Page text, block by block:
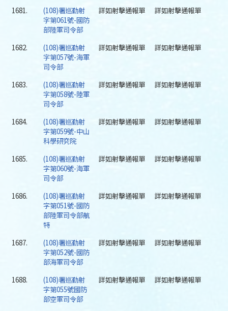
1681.
(108)署巡勤射
字第061號-國防
部陸軍司令部
詳如射擊通報單 詳如射擊通報單
1682.
(108)署巡勤射
字第057號-海軍
司令部
詳如射擊通報單 詳如射擊通報單
1683.
(108)署巡勤射
字第058號-陸軍
司令部
詳如射擊通報單 詳如射擊通報單
1684.
(108)署巡勤射
字第059號-中山
科學研究院
詳如射擊通報單 詳如射擊通報單
1685.
(108)署巡勤射
字第060號-海軍
司令部
詳如射擊通報單 詳如射擊通報單
1686.
(108)署巡勤射
字第051號-國防
部陸軍司令部航
特
詳如射擊通報單 詳如射擊通報單
1687.
(108)署巡勤射
字第052號-國防
部海軍司令部
詳如射擊通報單 詳如射擊通報單
1688.
(108)署巡勤射
字第055號國防
部空軍司令部
詳如射擊通報單 詳如射擊通報單